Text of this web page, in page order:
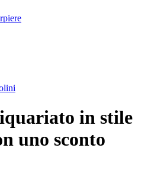
in stile
uno sconto